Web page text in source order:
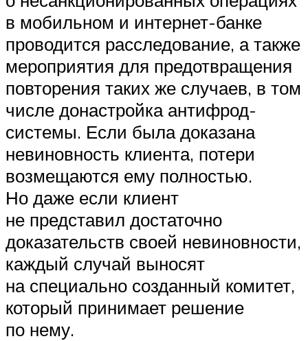
в мобильном и интернет-банке
проводится расследование, а также
мероприятия для предотвращения
повторения таких же случаев, в том
числе донастройка антифрод-
системы. Если была доказана
невиновность клиента, потери
возмещаются ему полностью.
Но даже если клиент
не представил достаточно
доказательств своей невиновности,
каждый случай выносят
на специально созданный комитет,
который принимает решение
по нему.